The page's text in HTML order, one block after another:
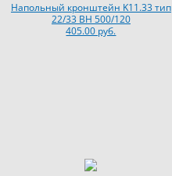
Напольный кронштейн K11.33 тип
22/33 BH 500/120
405.00 руб.